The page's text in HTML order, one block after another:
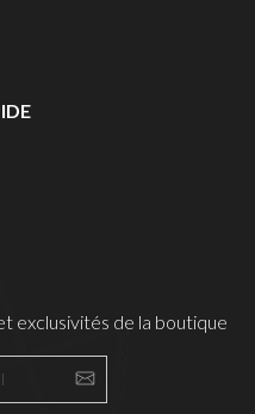
exclusivités de la boutique